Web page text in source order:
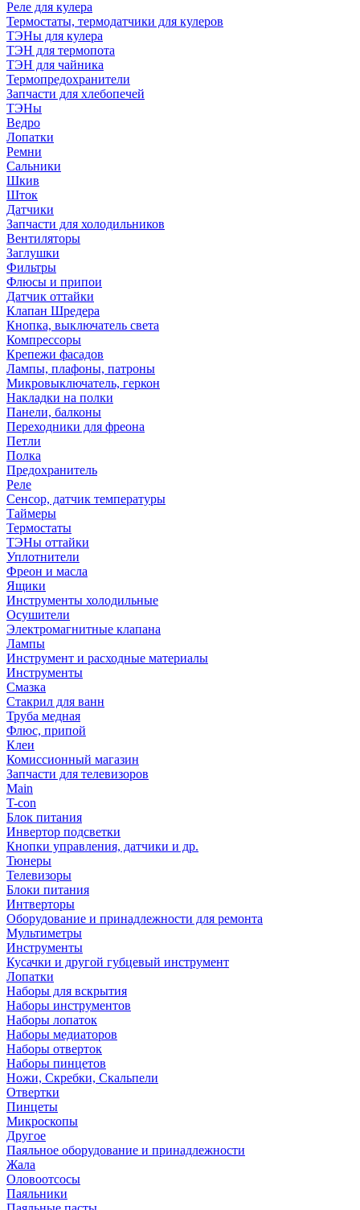
Реле для кулера
Термостаты, термодатчики для кулеров
ТЭНы для кулера
ТЭН для термопота
ТЭН для чайника
Термопредохранители
Запчасти для хлебопечей
ТЭНы
Ведро
Лопатки
Ремни
Сальники
Шкив
Шток
Датчики
Запчасти для холодильников
Вентиляторы
Заглушки
Фильтры
Флюсы и припои
Датчик оттайки
Клапан Шредера
Кнопка, выключатель света
Компрессоры
Крепежи фасадов
Лампы, плафоны, патроны
Микровыключатель, геркон
Накладки на полки
Панели, балконы
Переходники для фреона
Петли
Полка
Предохранитель
Реле
Сенсор, датчик температуры
Таймеры
Термостаты
ТЭНы оттайки
Уплотнители
Фреон и масла
Ящики
Инструменты холодильные
Осушители
Электромагнитные клапана
Лампы
Инструмент и расходные материалы
Инструменты
Смазка
Стакрил для ванн
Труба медная
Флюс, припой
Клеи
Комиссионный магазин
Запчасти для телевизоров
Main
T-con
Блок питания
Инвертор подсветки
Кнопки управления, датчики и др.
Тюнеры
Телевизоры
Блоки питания
Интверторы
Оборудование и принадлежности для ремонта
Мультиметры
Инструменты
Кусачки и другой губцевый инструмент
Лопатки
Наборы для вскрытия
Наборы инструментов
Наборы лопаток
Наборы медиаторов
Наборы отверток
Наборы пинцетов
Ножи, Скребки, Скальпели
Отвертки
Пинцеты
Микроскопы
Другое
Паяльное оборудование и принадлежности
Жала
Оловоотсосы
Паяльники